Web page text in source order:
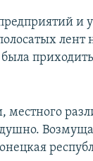
и
лент